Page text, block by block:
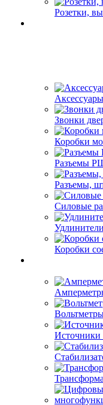
Розетки,
Звонки
Коробки
Разъемы
Разъемы,
Силовые
Коробки
Источники